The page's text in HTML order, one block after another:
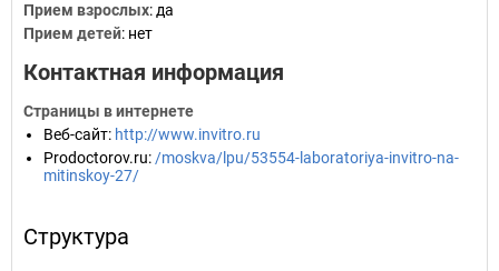
Прием взрослых: да
Прием детей: нет
Контактная информация
Страницы в интернете
Веб-сайт: http://www.invitro.ru
Prodoctorov.ru: /moskva/lpu/53554-laboratoriya-invitro-na-
mitinskoy-27/
Структура